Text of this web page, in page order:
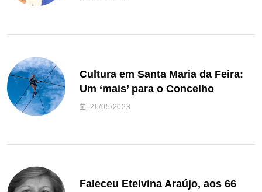
Cultura em Santa Maria da Feira:
Um ‘mais’ para o Concelho
26/05/2023
Faleceu Etelvina Araújo, aos 66